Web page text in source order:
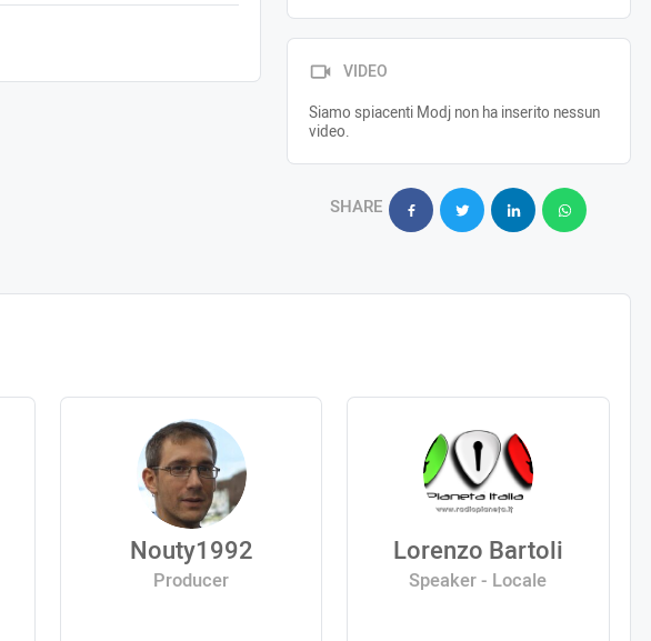
VIDEO
Siamo spiacenti Modj non ha inserito nessun
video.
SHARE
Nouty1992
Producer
Lorenzo Bartoli
Speaker - Locale